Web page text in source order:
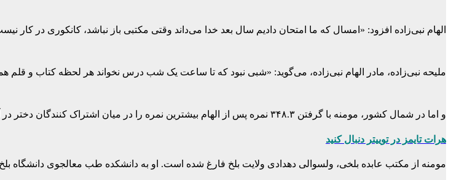
الهام نبی‌زاده افزود: «امسال که ما امتحان دادیم سال بعد خدا می‌داند وقتی مکتبی باز نباشد، کانکوری در کار
ملیحه نبی‌زاده، مادر الهام نبی‌زاده، می‌گوید: «شبی نبود که تا ساعت یک شب درس نخواند هر لحظه کتاب و قلم
و اما در شمال کشور، مومنه با گرفتن ۳۴۸.۳ نمره پس از الهام بیشترین نمره را در میان اشتراک کنندگان دختر در آزمون کانکور امسال به دست آورده است.
هرات تایمز در توییتر دنبال کنید
مومنه از مکتب عابده بلخی، ولسوالی دهدادی ولایت بلخ فارغ شده است. او به دانشکده طب معالجوی دانشگاه